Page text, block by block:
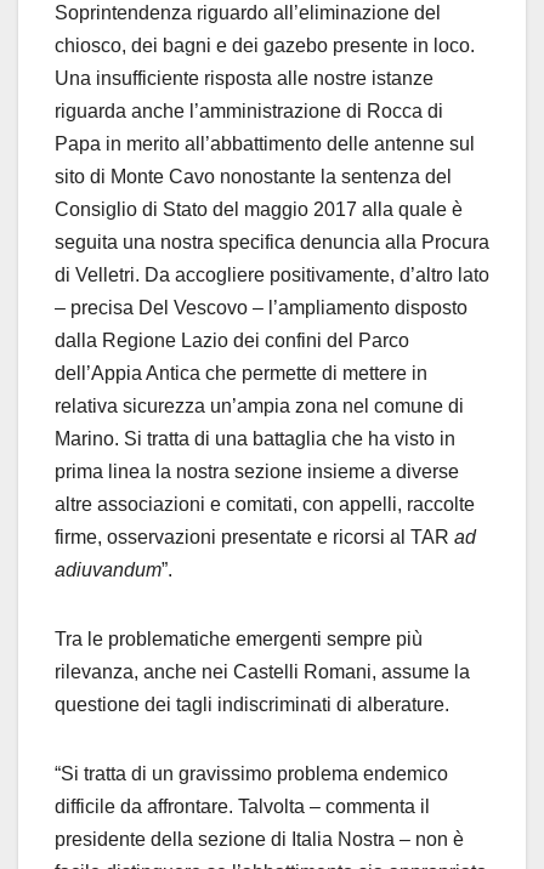
Soprintendenza riguardo all’eliminazione del
chiosco, dei bagni e dei gazebo presente in loco.
Una insufficiente risposta alle nostre istanze
riguarda anche l’amministrazione di Rocca di
Papa in merito all’abbattimento delle antenne sul
sito di Monte Cavo nonostante la sentenza del
Consiglio di Stato del maggio 2017 alla quale è
seguita una nostra specifica denuncia alla Procura
di Velletri. Da accogliere positivamente, d’altro lato
– precisa Del Vescovo – l’ampliamento disposto
dalla Regione Lazio dei confini del Parco
dell’Appia Antica che permette di mettere in
relativa sicurezza un’ampia zona nel comune di
Marino. Si tratta di una battaglia che ha visto in
prima linea la nostra sezione insieme a diverse
altre associazioni e comitati, con appelli, raccolte
firme, osservazioni presentate e ricorsi al TAR ad
adiuvandum”.
Tra le problematiche emergenti sempre più
rilevanza, anche nei Castelli Romani, assume la
questione dei tagli indiscriminati di alberature.
“Si tratta di un gravissimo problema endemico
difficile da affrontare. Talvolta – commenta il
presidente della sezione di Italia Nostra – non è